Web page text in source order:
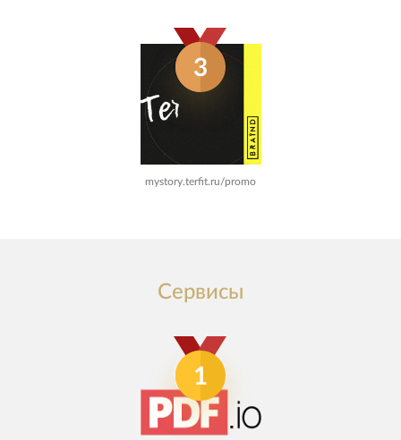
3
mystory.terfit.ru/promo
Сервисы
1